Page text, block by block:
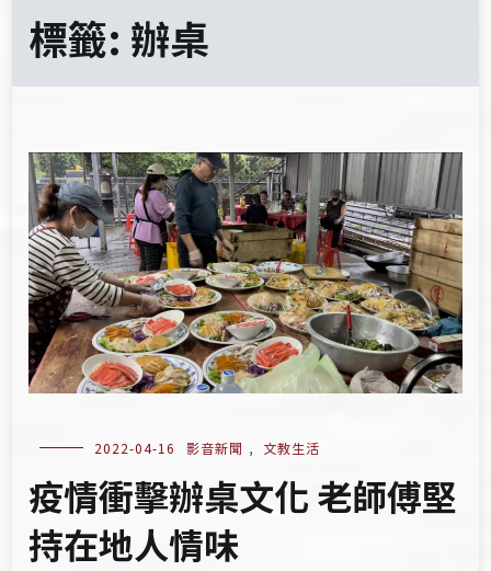
標籤: 辦桌
2022-04-16 影音新聞 , 文教生活
疫情衝擊辦桌文化 老師傅堅
持在地人情味